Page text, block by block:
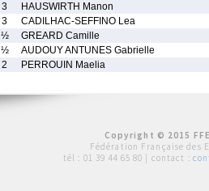
3
HAUSWIRTH Manon
3
CADILHAC-SEFFINO Lea
½
GREARD Camille
½
AUDOUY ANTUNES Gabrielle
2 PERROUIN Maelia
Copyright © 2015
Fédération Française des
tél : 01 39 44 65 80 | contact :